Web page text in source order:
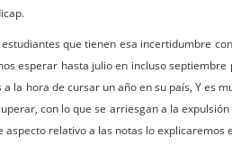
que tienen esa incertidumbre
esperar hasta julio en incluso
la hora de cursar un año en su país, Y es
con lo que se arriesgan a la
aspecto relativo a las notas lo explicaremos